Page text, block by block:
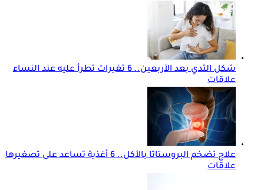
شكل الثدي بعد الأربعين.. 6 تغيرات تطرأ عليه عند النساء
علاقات
علاج تضخم البروستاتا بالأكل.. 6 أغذية تساعد على تصغيرها
علاقات